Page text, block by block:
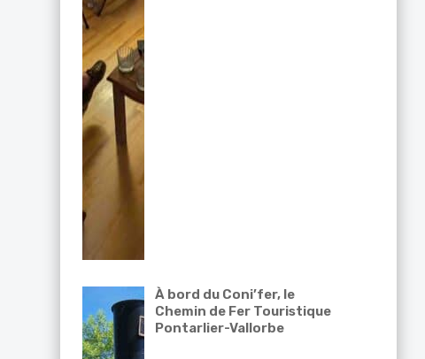
À bord du Coni’fer, le
Chemin de Fer Touristique
Pontarlier-Vallorbe